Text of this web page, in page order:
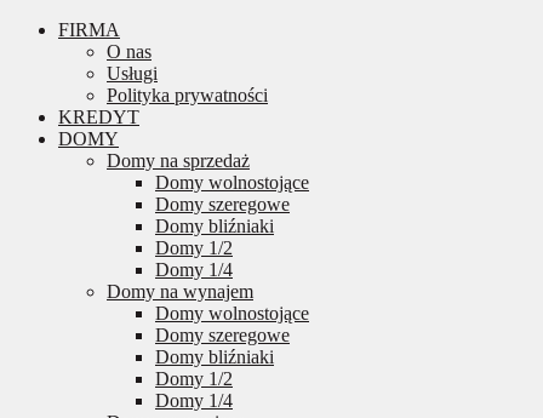
FIRMA
O nas
Usługi
Polityka prywatności
KREDYT
DOMY
Domy na sprzedaż
Domy wolnostojące
Domy szeregowe
Domy bliźniaki
Domy 1/2
Domy 1/4
Domy na wynajem
Domy wolnostojące
Domy szeregowe
Domy bliźniaki
Domy 1/2
Domy 1/4